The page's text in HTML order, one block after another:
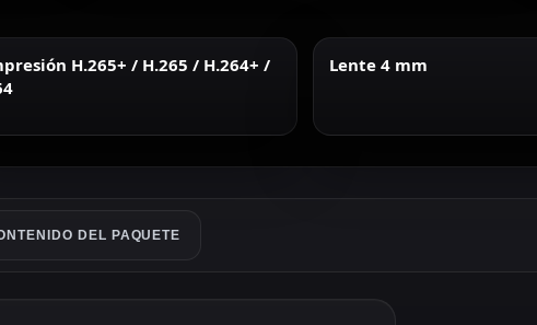
H.265+ / H.265 / H.264+ /
Lente 4 mm
DEL PAQUETE